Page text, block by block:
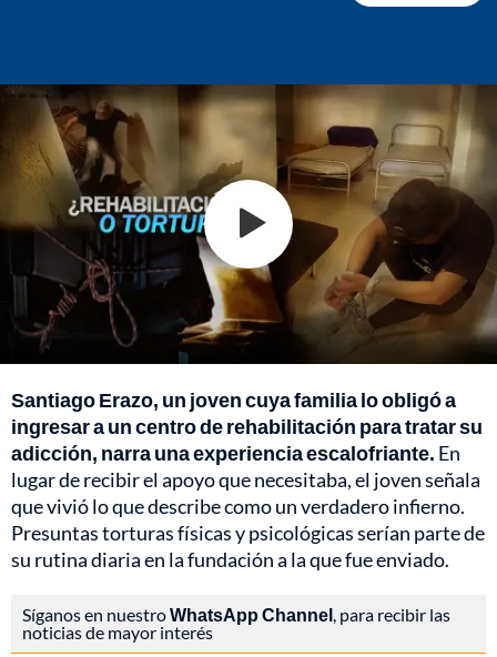
Santiago Erazo, un joven cuya familia lo obligó a
ingresar a un centro de rehabilitación para tratar su
adicción, narra una experiencia escalofriante. En
lugar de recibir el apoyo que necesitaba, el joven señala
que vivió lo que describe como un verdadero infierno.
Presuntas torturas físicas y psicológicas serían parte de
su rutina diaria en la fundación a la que fue enviado.
Síganos en nuestroWhatsApp Channel, para recibir las
noticias de mayor interés